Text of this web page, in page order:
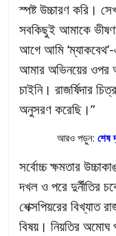
স্পষ্ট উচ্চারণ করি।
সবকিছুই আমাকে
আগে আমি
আমার অভিনয়ের ওপর
চাইনি। রাজর্ষিদার
অনুসরণ করেছি।”
আরও পড়ুন:শেষ
সর্বোচ্চ ক্ষমতার
দখল ও পরে দুর্নীতির
শেক্সপিয়রের বিখ্যাত
বিষয়। নিয়তির অমোঘ